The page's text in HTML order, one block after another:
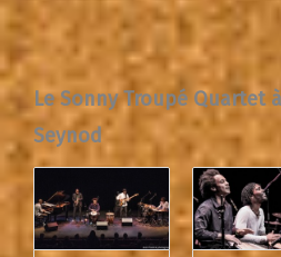
Le Sonny Troupé Quartet
Seynod